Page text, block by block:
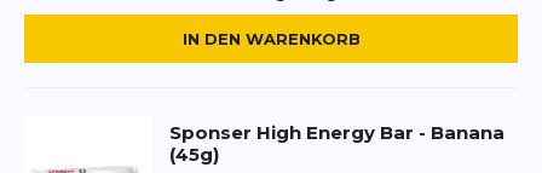
Aromen (Vanille)
Emulgator (Sojalecithin)
BEWERTUNG HINZUFÜGEN
DatenschutzbestimmungenundNutzungsbedingungenvon
IN DEN WARENKORB
Sponser High Energy Bar - Banana
(45g)